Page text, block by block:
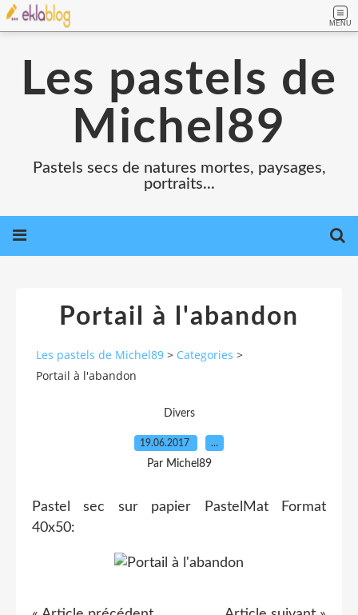
MENU
Les pastels de
Michel89
Pastels secs de natures mortes, paysages,
portraits...
Portail à l'abandon
Les pastels de Michel89 > Categories >
Portail à l'abandon
Divers
19.06.2017 …
Par Michel89
Pastel sec sur papier PastelMat Format
40x50: